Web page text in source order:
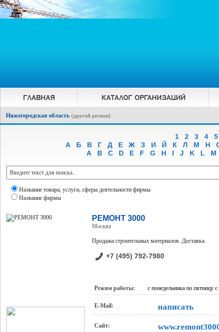
Нижегородская область (другой регион)
1 2 3 4
5
А
Б В Г Д Е Ж З И Й К Л М Н
A
B C D E F G H I J K L M
Название товара, услуги, сферы деятельности фирмы
Название фирмы
РЕМОНТ 3000
Москва
Продажа строительных материалов. Доставка.
+7 (495) 792-7980
Режим работы: с понедельника по пятницу
E-Mail: написать
Сайт: